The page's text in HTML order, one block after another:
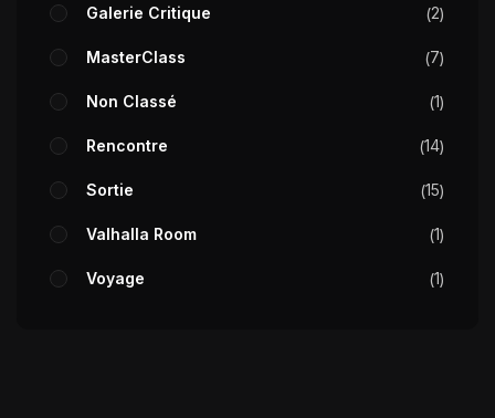
Galerie Critique 2
MasterClass 7
Non Classé 1
Rencontre 14
Sortie 15
Valhalla Room 1
Voyage 1